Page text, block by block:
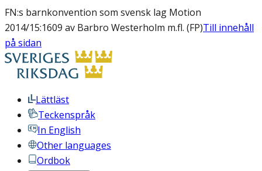
FN:s barnkonvention som svensk lag Motion
2014/15:1609 av Barbro Westerholm m.fl. (FP)Till innehåll
på sidan
Lättläst
Teckenspråk
In English
Other languages
Ordbok